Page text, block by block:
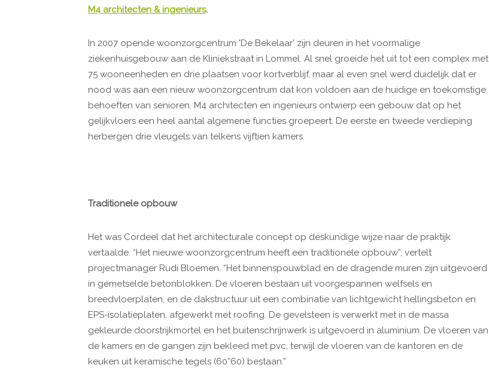
M4 architecten & ingenieurs.
In 2007 opende woonzorgcentrum 'De Bekelaar' zijn deuren in het voormalige
ziekenhuisgebouw aan de Kliniekstraat in Lommel. Al snel groeide het uit tot een complex met
75 wooneenheden en drie plaatsen voor kortverblijf, maar al even snel werd duidelijk dat er
nood was aan een nieuw woonzorgcentrum dat kon voldoen aan de huidige en toekomstige
behoeften van senioren. M4 architecten en ingenieurs ontwierp een gebouw dat op het
gelijkvloers een heel aantal algemene functies groepeert. De eerste en tweede verdieping
herbergen drie vleugels van telkens vijftien kamers.
Traditionele opbouw
Het was Cordeel dat het architecturale concept op deskundige wijze naar de praktijk
vertaalde. “Het nieuwe woonzorgcentrum heeft een traditionele opbouw”, vertelt
projectmanager Rudi Bloemen. “Het binnenspouwblad en de dragende muren zijn uitgevoerd
in gemetselde betonblokken. De vloeren bestaan uit voorgespannen welfsels en
breedvloerplaten, en de dakstructuur uit een combinatie van lichtgewicht hellingsbeton en
EPS-isolatieplaten, afgewerkt met roofing. De gevelsteen is verwerkt met in de massa
gekleurde doorstrijkmortel en het buitenschrijnwerk is uitgevoerd in aluminium. De vloeren van
de kamers en de gangen zijn bekleed met pvc, terwijl de vloeren van de kantoren en de
keuken uit keramische tegels (60*60) bestaan.”